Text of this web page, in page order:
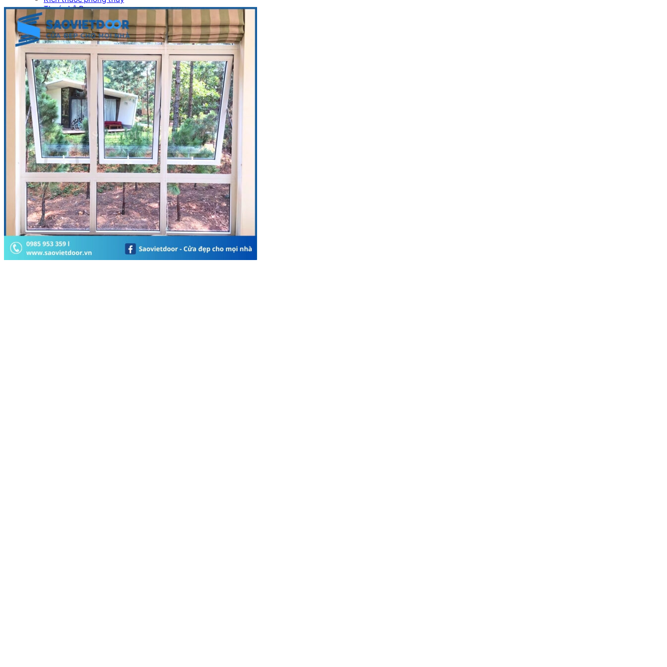
Thước Lỗ Ban
Hướng dẫn kỹ thuật
Tài Liệu Catalogue
Videos
Dự án
Công trình dân dụng
Công trình biệt thự
Nhà máy & Showroom
Liên hệ
Tìm kiếm:
0₫
Chưa có sản phẩm trong giỏ hàng.
Quay trở lại cửa hàng
Tìm kiếm: